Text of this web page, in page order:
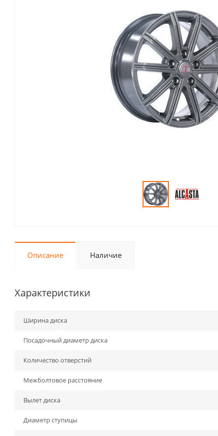
Описание Наличие
Характеристики
Ширина диска
Посадочный диаметр диска
Количество отверстий
Межболтовое расстояние
Вылет диска
Диаметр ступицы